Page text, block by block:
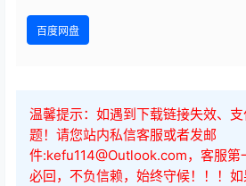
百度网盘
温馨提示：如遇到下载链接失效、
题！请您站内私信客服或者发邮
件:kefu114@Outlook.com，客服第
必回，不负信赖，始终守候！！！